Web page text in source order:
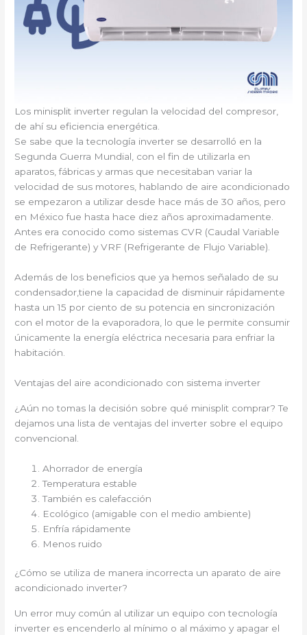
Los minisplit inverter regulan la velocidad del compresor,
de ahí su eficiencia energética.
Se sabe que la tecnología inverter se desarrolló en la
Segunda Guerra Mundial, con el fin de utilizarla en
aparatos, fábricas y armas que necesitaban variar la
velocidad de sus motores, hablando de aire acondicionado
se empezaron a utilizar desde hace más de 30 años, pero
en México fue hasta hace diez años aproximadamente.
Antes era conocido como sistemas CVR (Caudal Variable
de Refrigerante) y VRF (Refrigerante de Flujo Variable).
Además de los beneficios que ya hemos señalado de su
condensador,tiene la capacidad de disminuir rápidamente
hasta un 15 por ciento de su potencia en sincronización
con el motor de la evaporadora, lo que le permite consumir
únicamente la energía eléctrica necesaria para enfriar la
habitación.
Ventajas del aire acondicionado con sistema inverter
¿Aún no tomas la decisión sobre qué minisplit comprar? Te
dejamos una lista de ventajas del inverter sobre el equipo
convencional.
Ahorrador de energía
Temperatura estable
También es calefacción
Ecológico (amigable con el medio ambiente)
Enfría rápidamente
Menos ruido
¿Cómo se utiliza de manera incorrecta un aparato de aire
acondicionado inverter?
Un error muy común al utilizar un equipo con tecnología
inverter es encenderlo al mínimo o al máximo y apagar el